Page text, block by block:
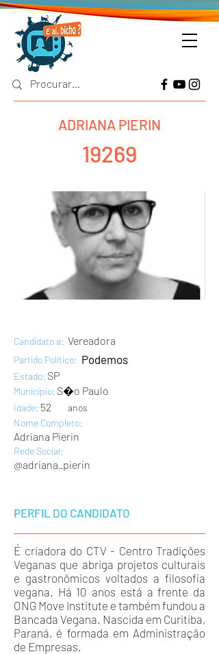
ADRIANA PIERIN
19269
Candidato a: Vereadora
Estado: SP
Partido Político:
Município: S�o Paulo
Podemos
Idade: 52
anos
Nome Completo:
Adriana Pierin
Rede Social:
@adriana_pierin
PERFIL DO CANDIDATO
É criadora do CTV - Centro Tradições
Veganas que abriga projetos culturais
e gastronômicos voltados a filosofia
vegana. Há 10 anos está a frente da
ONG Move Institute e também fundou a
Bancada Vegana. Nascida em Curitiba,
Paraná, é formada em Administração
de Empresas.